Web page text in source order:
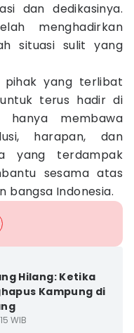
dan dedikasinya.
menghadirkan
situasi sulit yang
pihak yang terlibat
terus hadir di
hanya membawa
harapan, dan
yang terdampak
sesama atas
bangsa Indonesia.
Hilang: Ketika
Kampung di
WIB